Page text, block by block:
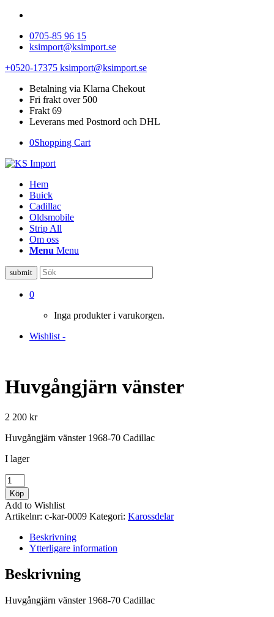
0705-85 96 15
ksimport@ksimport.se
+0520-17375 ksimport@ksimport.se
Betalning via Klarna Chekout
Fri frakt over 500
Frakt 69
Leverans med Postnord och DHL
0Shopping Cart
Hem
Buick
Cadillac
Oldsmobile
Strip All
Om oss
Menu Menu
0
Inga produkter i varukorgen.
Wishlist -
Huvgångjärn vänster
2 200 kr
Huvgångjärn vänster 1968-70 Cadillac
I lager
Huvgångjärn
vänster
mängd
Köp
Add to Wishlist
Artikelnr: c-kar-0009 Kategori: Karossdelar
Beskrivning
Ytterligare information
Beskrivning
Huvgångjärn vänster 1968-70 Cadillac